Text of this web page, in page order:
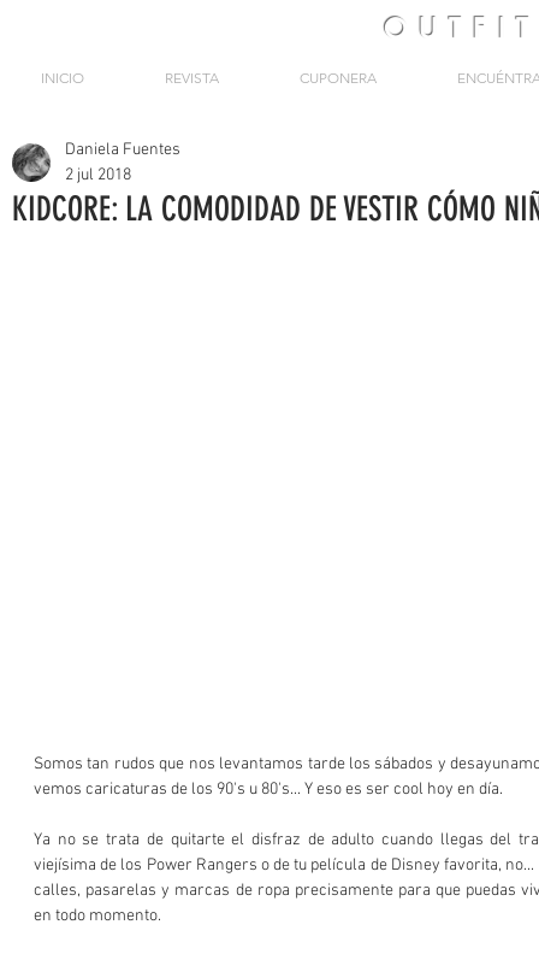
OUTFIT
INICIO REVISTA CUPONERA
KIDCORE: LA COMODIDAD DE VESTIR CÓMO
Daniela Fuentes
2 jul 2018
Somos tan rudos que nos levantamos tarde los sábados y
vemos caricaturas de los 90's u 80's... Y eso es ser cool hoy en día.
Ya no se trata de quitarte el disfraz de adulto cuando llegas del
viejísima de los Power Rangers o de tu película de Disney favorita,
calles, pasarelas y marcas de ropa precisamente para que puedas
en todo momento.